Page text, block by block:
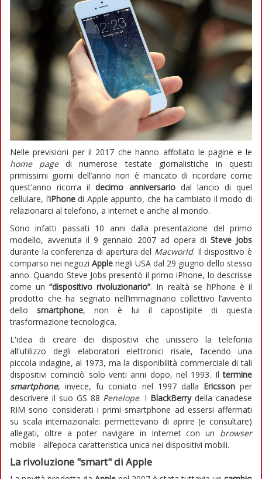
Nelle previsioni per il 2017 che hanno affollato le pagine e le
home pagedi numerose testate giornalistiche in questi
primissimi giorni dell’anno non è mancato di ricordare come
quest’anno ricorra ildecimo anniversariodal lancio di quel
cellulare, l’iPhonedi Apple appunto, che ha cambiato il modo di
relazionarci al telefono, a internet e anche al mondo.
Sono infatti passati 10 anni dalla presentazione del primo
modello, avvenuta il 9 gennaio 2007 ad opera di Steve Jobs
durante la conferenza di apertura del Macworld. Il dispositivo è
comparso nei negozi Apple negli USA dal 29 giugno dello stesso
anno. Quando Steve Jobs presentò il primo iPhone, lo descrisse
come un“dispositivo rivoluzionario”. In realtà se l’iPhone è il
prodotto che ha segnato nell’immaginario collettivo l’avvento
dellosmartphone, non è lui il capostipite di questa
trasformazione tecnologica.
L'idea di creare dei dispositivi che unissero la telefonia
all'utilizzo degli elaboratori elettronici risale, facendo una
piccola indagine, al 1973, ma la disponibilità commerciale di tali
dispositivi cominciò solo venti anni dopo, nel 1993. Iltermine
smartphone, invece, fu coniato nel 1997 dalla Ericssonper
descrivere il suo GS 88 Penelope. I BlackBerrydella canadese
RIM sono considerati i primi smartphone ad essersi affermati
su scala internazionale: permettevano di aprire (e consultare)
allegati, oltre a poter navigare in Internet con un browser
mobile - all’epoca caratteristica unica nei dispositivi mobili.
La rivoluzione "smart" di Apple